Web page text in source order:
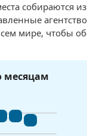
собираются
мире, чтобы
месяцам